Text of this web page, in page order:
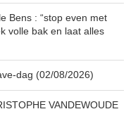
Bens : “stop even met
volle bak en laat alles
dag (02/08/2026)
VANDEWOUDE